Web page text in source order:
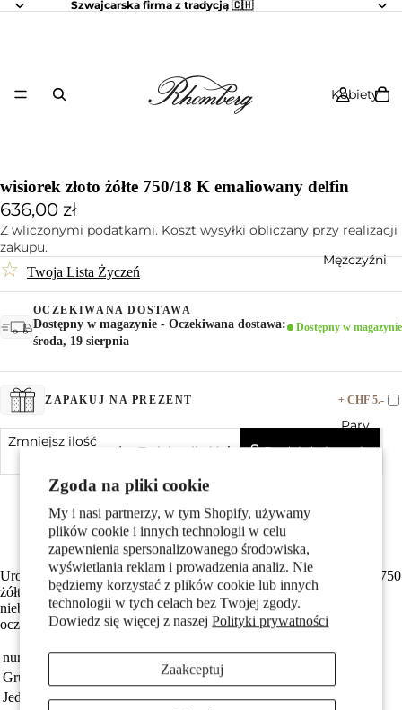
Zgoda na pliki cookie
My i nasi partnerzy, w tym Shopify, używamy
plików cookie i innych technologii w celu
zapewnienia spersonalizowanego środowiska,
wyświetlania reklam i prowadzenia analiz. Nie
będziemy korzystać z plików cookie lub innych
technologii w tych celach bez Twojej zgody.
Dowiedz się więcej z naszejPolityki prywatności
Zaakceptuj
Szwajcarska firma z tradycją 🇨🇭
Kobiety
Mężczyźni
Pary
wisiorek złoto żółte 750/18 K emaliowany delfin
636,00 zł
Z wliczonymi podatkami. Koszt wysyłki obliczany przy realizacji
zakupu.
☆ Twoja Lista Życzeń
OCZEKIWANA DOSTAWA
Dostępny w magazynie - Oczekiwana dostawa:
środa, 19 sierpnia
Dostępny w magazynie
ZAPAKUJ NA PREZENT + CHF 5.-
Zmniejsz ilość
Zwiększ ilość Dodaj do koszyka
Made in Italy
Wykonane z odzyskanego złota
Średnica wewnętrzna oczka wynosi 3.0 mm
Darmowa dostawa
Uroczy wisiorek dla dziewczynki w kształcie delfina, wykonany z 750
żółtego złota. Ręcznie malowany w intensywnych odcieniach
niebieskiego z białymi detalami, subtelnie ozdobiony drobnym
oczkiem. Idealny prezent dla małej miłośniczki morskich przygód.
numer zamówienia
525736
Grupa docelowa
Dziewczyna
Jednostka
sztuka